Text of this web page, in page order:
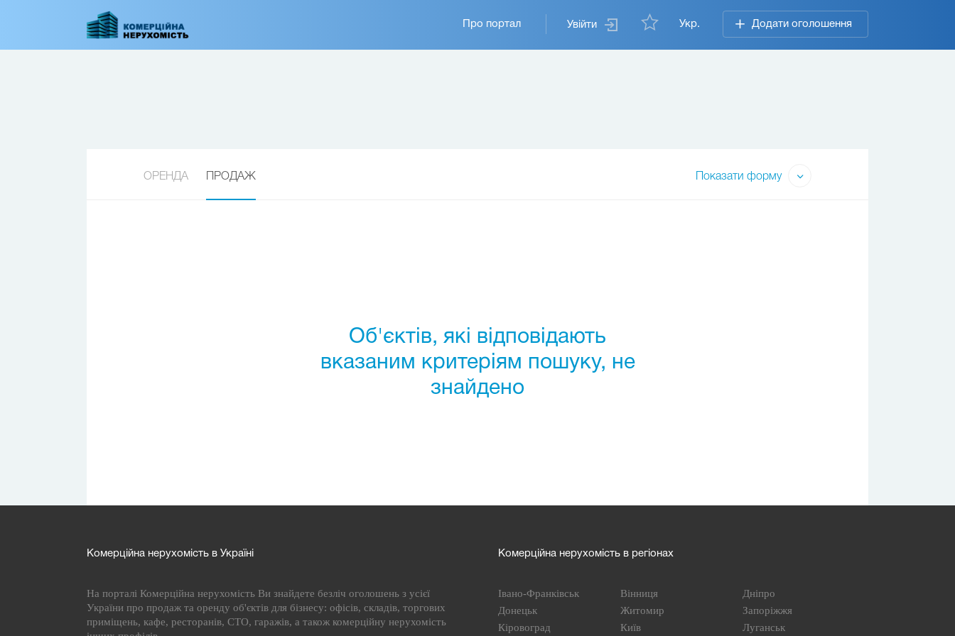
Увійти Укр. Додати оголошення
Основная
навигация
Про портал
ОРЕНДА ПРОДАЖ Показати форму
Об'єктів, які відповідають
вказаним критеріям пошуку, не
знайдено
Комерційна нерухомість в Україні
На порталі Комерційна нерухомість Ви знайдете безліч оголошень з усієї
України про продаж та оренду об'єктів для бізнесу: офісів, складів, торгових
приміщень, кафе, ресторанів, СТО, гаражів, а також комерційну нерухомість
Комерційна нерухомість в регіонах
Івано-Франківськ Вінниця
Дніпро
Донецьк
Житомир
Запоріжжя
Кіровоград
Київ Луганськ